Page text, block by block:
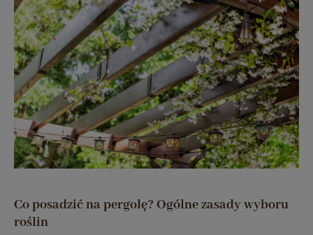
Co posadzić na pergolę? Ogólne zasady wyboru
roślin